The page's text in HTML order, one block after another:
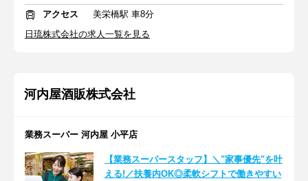
アクセス
美栄橋駅 車8分
日琉株式会社の求人一覧を見る
河内屋酒販株式会社
業務スーパー 河内屋 小平店
【業務スーパースタッフ】＼"家事優先"を叶
える!／扶養内OK◎柔軟シフトで働きやすい